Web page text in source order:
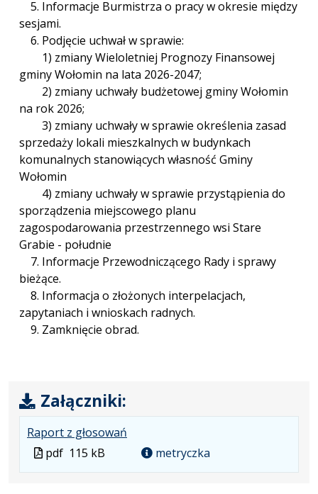
5. Informacje Burmistrza o pracy w okresie między
sesjami.
6. Podjęcie uchwał w sprawie:
1) zmiany Wieloletniej Prognozy Finansowej
gminy Wołomin na lata 2026-2047;
2) zmiany uchwały budżetowej gminy Wołomin
na rok 2026;
3) zmiany uchwały w sprawie określenia zasad
sprzedaży lokali mieszkalnych w budynkach
komunalnych stanowiących własność Gminy
Wołomin
4) zmiany uchwały w sprawie przystąpienia do
sporządzenia miejscowego planu
zagospodarowania przestrzennego wsi Stare
Grabie - południe
7. Informacje Przewodniczącego Rady i sprawy
bieżące.
8. Informacja o złożonych interpelacjach,
zapytaniach i wnioskach radnych.
9. Zamknięcie obrad.
Załączniki:
Raport z głosowań
Plik
Rozmiar
Otwiera
Plik
pdf 115 kB metryczka